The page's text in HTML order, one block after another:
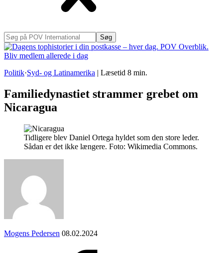
Søg
på
POV
Politik·Syd- og Latinamerika Læsetid 8 min.
Familiedynastiet strammer grebet om
Nicaragua
Tidligere blev Daniel Ortega hyldet som den store leder.
Sådan er det ikke længere. Foto: Wikimedia Commons.
Mogens Pedersen 08.02.2024